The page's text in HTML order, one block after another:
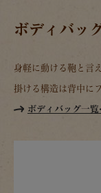
ボディバッ
身軽に動ける鞄と言
掛ける構造は背中に
ボディバッグ一